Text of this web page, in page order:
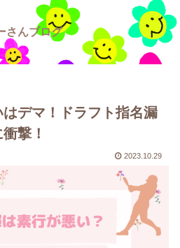
さんブログ
デマ！ドラフト指名漏
撃！
2023.10.29